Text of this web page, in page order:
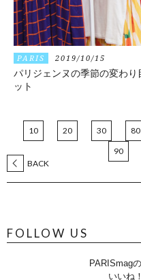
PARIS 2019/10/15
パリジェンヌの季節の変わ
ット
BACK
10 20 30 80
90
FOLLOW US
PARISmag
いいね